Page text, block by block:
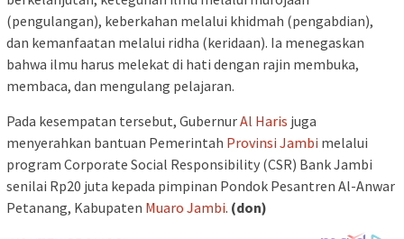
(pengulangan), keberkahan melalui khidmah (pengabdian),
dan kemanfaatan melalui ridha (keridaan). Ia menegaskan
bahwa ilmu harus melekat di hati dengan rajin membuka,
membaca, dan mengulang pelajaran.
Pada kesempatan tersebut, GubernurAl Haris juga
menyerahkan bantuan Pemerintah Provinsi Jambi melalui
program Corporate Social Responsibility (CSR) Bank Jambi
senilai Rp20 juta kepada pimpinan Pondok Pesantren Al-Anwar
Petanang, Kabupaten Muaro Jambi. (don)